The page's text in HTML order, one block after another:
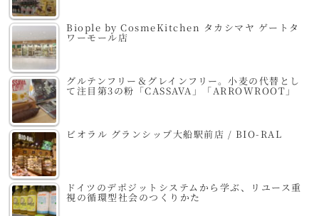
Biople by CosmeKitchen タカシマヤ ゲートタ
ワーモール店
グルテンフリー＆グレインフリー。小麦の代替とし
て注目第3の粉「CASSAVA」「ARROWROOT」
ビオラル グランシップ大船駅前店 / BIO-RAL
ドイツのデポジットシステムから学ぶ、リユース重
視の循環型社会のつくりかた